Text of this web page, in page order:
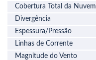
Cobertura Total da Nuvem
Divergência
Espessura/Pressão
Linhas de Corrente
Magnitude do Vento